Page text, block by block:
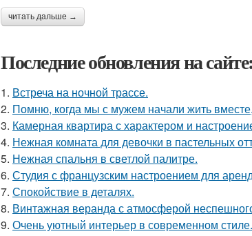
читать дальше →
Последние обновления на сайте:
1. Встреча на ночной трассе.
2. Помню, когда мы с мужем начали жить
3. Камерная квартира с характером и
4. Нежная комната для девочки в пастельных
5. Нежная спальня в светлой палитре.
6. Студия с французским настроением для
7. Спокойствие в деталях.
8. Винтажная веранда с атмосферой
9. Очень уютный интерьер в современном стиле.